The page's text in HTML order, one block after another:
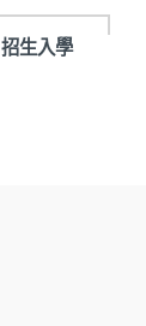
招生入學